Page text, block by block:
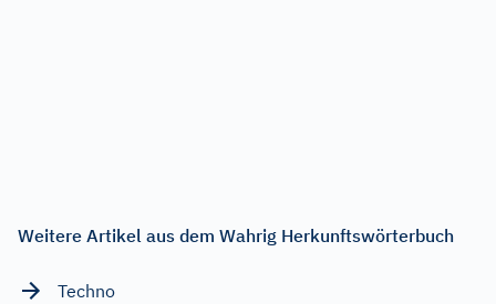
Weitere Artikel aus dem Wahrig Herkunftswörterbuch
Techno